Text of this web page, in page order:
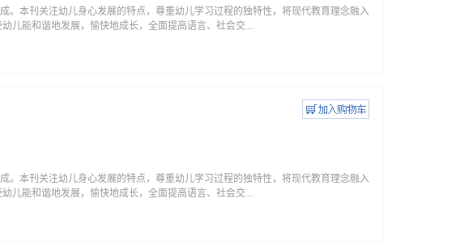
。本刊关注幼儿身心发展的特点，尊重幼儿学习过程的独特性，将现代教育理念融入
儿能和谐地发展，愉快地成长，全面提高语言、社会交...
。本刊关注幼儿身心发展的特点，尊重幼儿学习过程的独特性，将现代教育理念融入
儿能和谐地发展，愉快地成长，全面提高语言、社会交...